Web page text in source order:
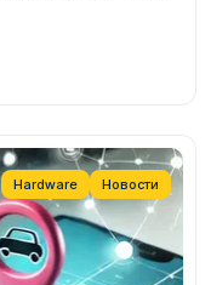
Hardware Новости